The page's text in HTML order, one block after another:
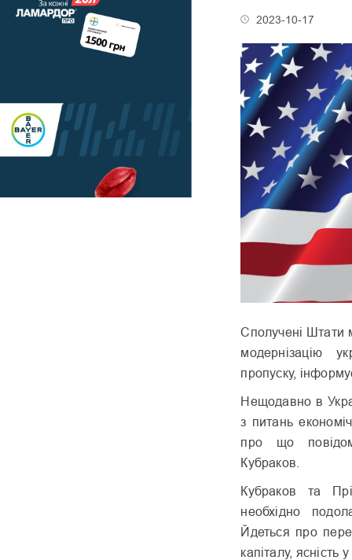
2023-10-17
Сполучені Штати
модернізацію
пропуску,
Нещодавно в
з питань
про що
Кубраков.
Кубраков та
необхідно
Йдеться про
капіталу, ясність